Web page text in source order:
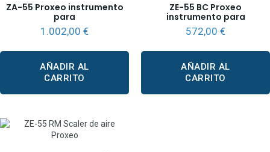
ZA-55 Proxeo instrumento
para
1.002,00 €
AÑADIR AL
CARRITO
ZE-55 BC Proxeo
instrumento para
572,00 €
AÑADIR AL
CARRITO